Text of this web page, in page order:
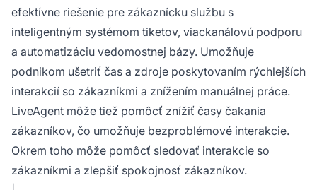
efektívne riešenie pre zákaznícku službu s
inteligentným systémom tiketov, viackanálovú podporu
a automatizáciu vedomostnej bázy. Umožňuje
podnikom ušetriť čas a zdroje poskytovaním rýchlejších
interakcií so zákazníkmi a znížením manuálnej práce.
LiveAgent môže tiež pomôcť znížiť časy čakania
zákazníkov, čo umožňuje bezproblémové interakcie.
Okrem toho môže pomôcť sledovať interakcie so
zákazníkmi a zlepšiť spokojnosť zákazníkov.